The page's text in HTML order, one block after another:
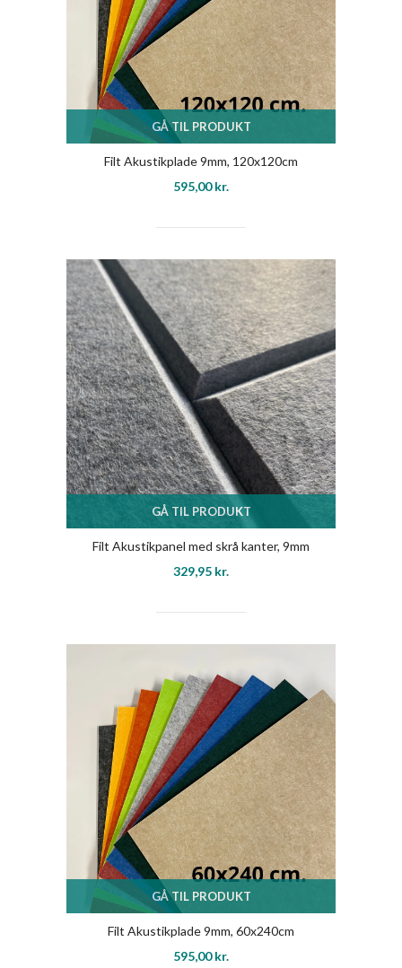
GÅ TIL PRODUKT
Filt Akustikplade 9mm, 120x120cm
595,00kr.
GÅ TIL PRODUKT
Filt Akustikpanel med skrå kanter, 9mm
329,95 kr.
GÅ TIL PRODUKT
Filt Akustikplade 9mm, 60x240cm
595,00kr.